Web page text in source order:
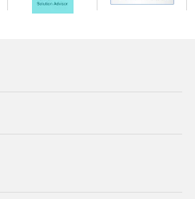
распределение копий между
на базе ИИ,
защита резервных копий и
ресурсов и снижение